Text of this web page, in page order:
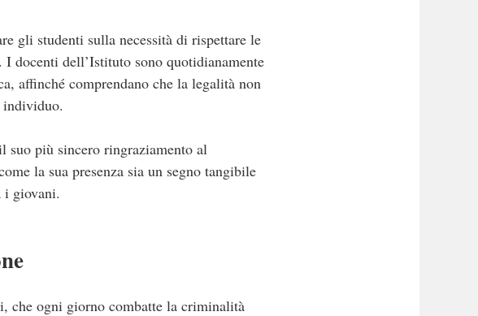
gli studenti sulla necessità di rispettare le
docenti dell’Istituto sono quotidianamente
affinché comprendano che la legalità non
individuo.
suo più sincero ringraziamento al
la sua presenza sia un segno tangibile
i giovani.
che ogni giorno combatte la criminalità